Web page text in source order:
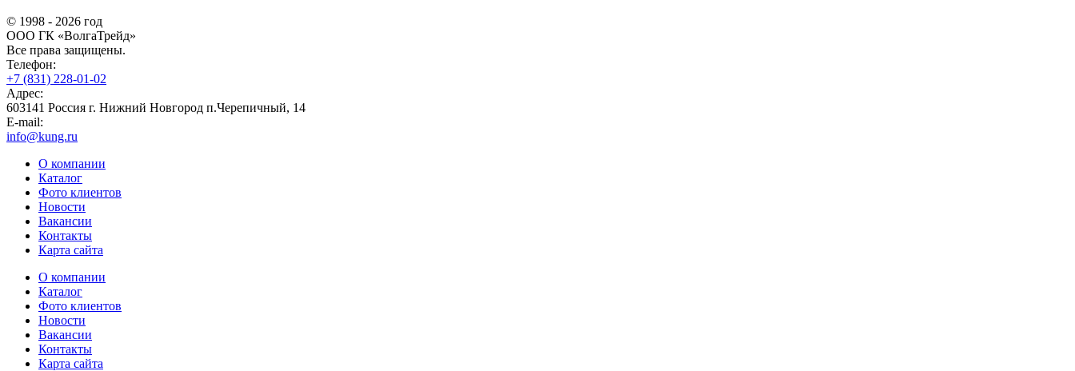
© 1998 - 2026 год
ООО ГК «ВолгаТрейд»
Все права защищены.
Телефон:
+7 (831) 228-01-02
Адрес:
603141 Россия г. Нижний Новгород п.Черепичный, 14
E-mail:
info@kung.ru
О компании
Каталог
Фото клиентов
Новости
Вакансии
Контакты
Карта сайта
О компании
Каталог
Фото клиентов
Новости
Вакансии
Контакты
Карта сайта